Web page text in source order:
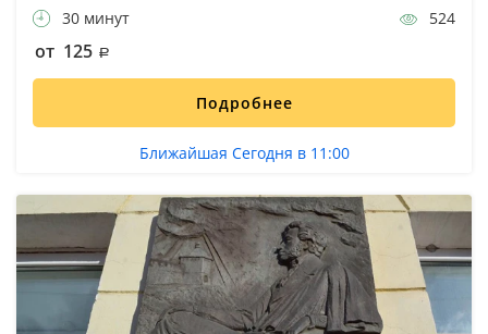
30 минут
524
от 125
Подробнее
Ближайшая Сегодня в 11:00